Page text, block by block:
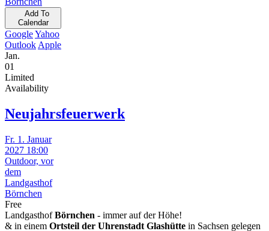
Add To
Calendar
GoogleYahoo
Outlook Apple
Jan.
01
Limited
Availability
Neujahrsfeuerwerk
Fr. 1. Januar
2027 18:00
Outdoor, vor
dem
Landgasthof
Börnchen
Free
LandgasthofBörnchen - immer auf der Höhe!
& in einem Ortsteil der Uhrenstadt Glashütte in Sachsen gelegen